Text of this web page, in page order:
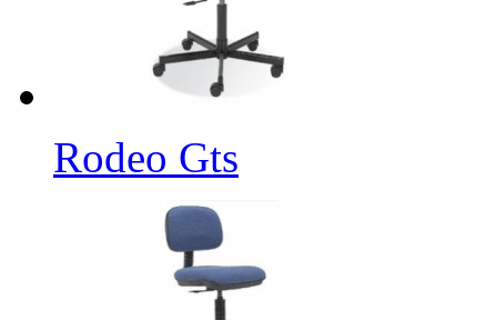
Rodeo Gts